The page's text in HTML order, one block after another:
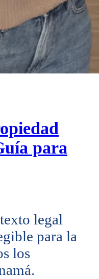
para
legal
para la
los